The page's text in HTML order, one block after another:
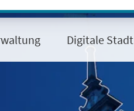
Digitale Stadt